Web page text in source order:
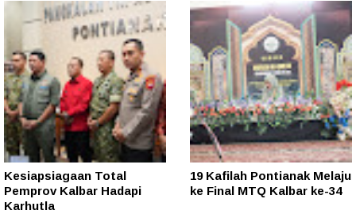
Kesiapsiagaan Total
Pemprov Kalbar Hadapi
Karhutla
19 Kafilah Pontianak Melaju
ke Final MTQ Kalbar ke-34